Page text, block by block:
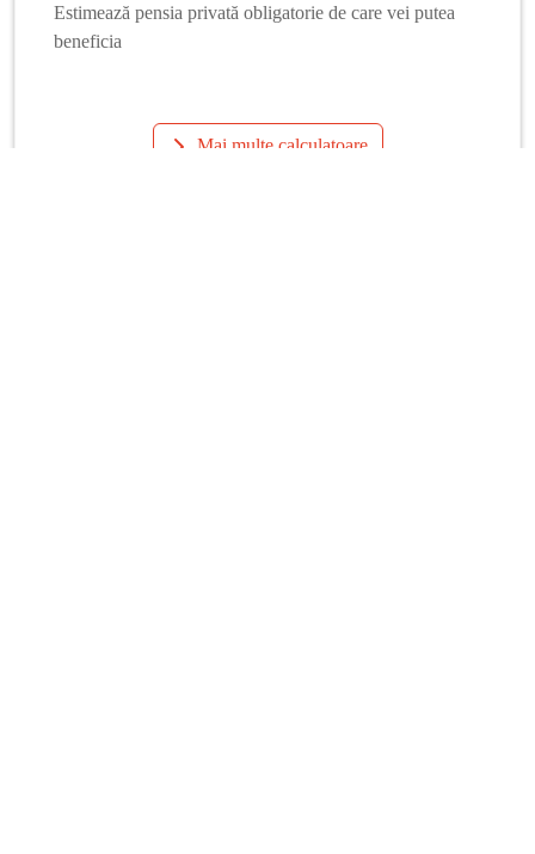
Estimează pensia privată obligatorie de care vei putea
beneficia
Mai multe calculatoare